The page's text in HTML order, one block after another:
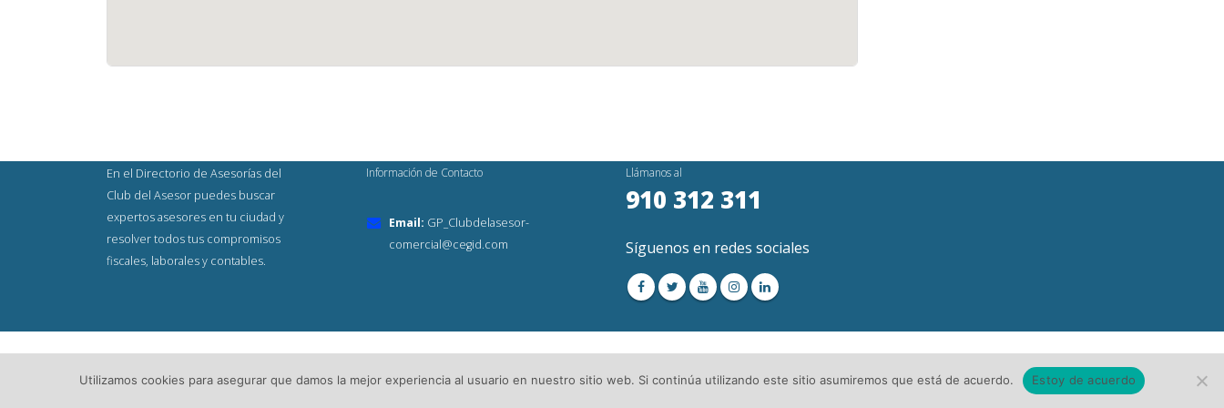
En el Directorio de Asesorías del
Club del Asesor puedes buscar
expertos asesores en tu ciudad y
resolver todos tus compromisos
fiscales, laborales y contables.
Información de Contacto
Email: GP_Clubdelasesor-
comercial@cegid.com
Llámanos al
910 312 311
Síguenos en redes sociales
Utilizamos cookies para asegurar que damos la mejor experiencia al usuario en nuestro sitio web. Si continúa utilizando este sitio asumiremos que está de acuerdo. Estoy de acuerdo